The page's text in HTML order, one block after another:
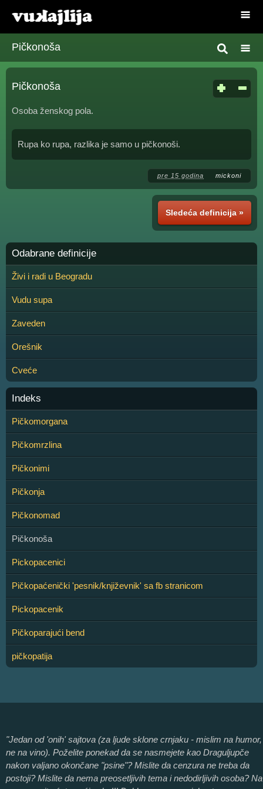
Pičkonoša
Pičkonoša
Osoba ženskog pola.
Rupa ko rupa, razlika je samo u pičkonoši.
pre 15 godina mickoni
Sledeća definicija »
Odabrane definicije
Živi i radi u Beogradu
Vudu supa
Zaveden
Orešnik
Cveće
Indeks
Pičkomorgana
Pičkomrzlina
Pičkonimi
Pičkonja
Pičkonomad
Pičkonoša
Pickopacenici
Pičkopaćenički 'pesnik/književnik' sa fb stranicom
Pickopacenik
Pičkoparajući bend
pičkopatija
"Jedan od 'onih' sajtova (za ljude sklone crnjaku - mislim na humor,
ne na vino). Poželite ponekad da se nasmejete kao Draguljupče
nakon valjano okončane "psine"? Mislite da cenzura ne treba da
postoji? Mislite da nema preosetljivih tema i nedodirljivih osoba? Na